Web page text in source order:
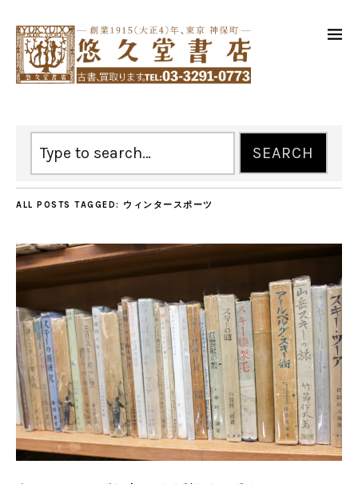
ALL POSTS TAGGED: ウィンタースポーツ